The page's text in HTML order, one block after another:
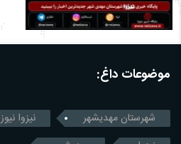
موضوعات داغ:
شهرستان مهدیشهر نیزوا نیوز